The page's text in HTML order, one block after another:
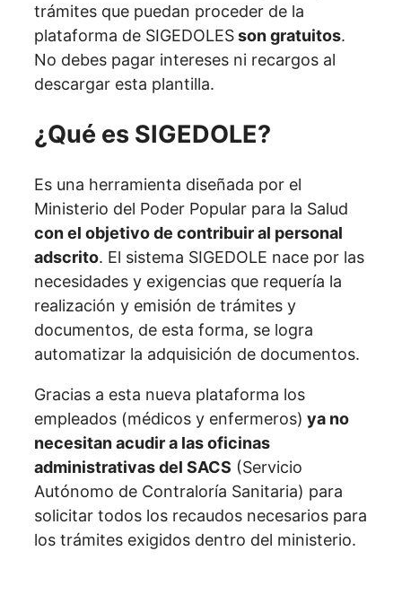
trámites que puedan proceder de la
plataforma de SIGEDOLESson gratuitos.
No debes pagar intereses ni recargos al
descargar esta plantilla.
¿Qué es SIGEDOLE?
Es una herramienta diseñada por el
Ministerio del Poder Popular para la Salud
con el objetivo de contribuir al personal
adscrito. El sistema SIGEDOLE nace por las
necesidades y exigencias que requería la
realización y emisión de trámites y
documentos, de esta forma, se logra
automatizar la adquisición de documentos.
Gracias a esta nueva plataforma los
empleados (médicos y enfermeros) ya no
necesitan acudir a las oficinas
administrativas del SACS (Servicio
Autónomo de Contraloría Sanitaria) para
solicitar todos los recaudos necesarios para
los trámites exigidos dentro del ministerio.